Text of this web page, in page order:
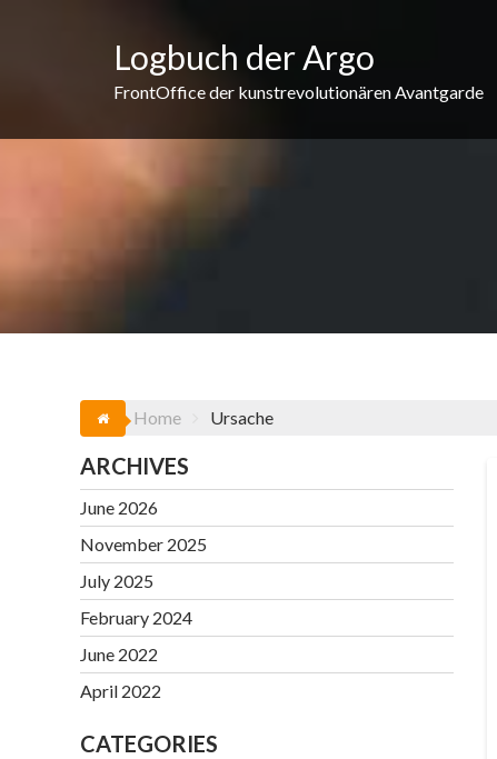
Logbuch der Argo
FrontOffice der kunstrevolutionären Avantgarde
Home Ursache
ARCHIVES
June 2026
November 2025
July 2025
February 2024
June 2022
April 2022
CATEGORIES